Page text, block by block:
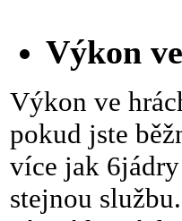
Výkon
Výkon ve
pokud jste
více jak
stejnou